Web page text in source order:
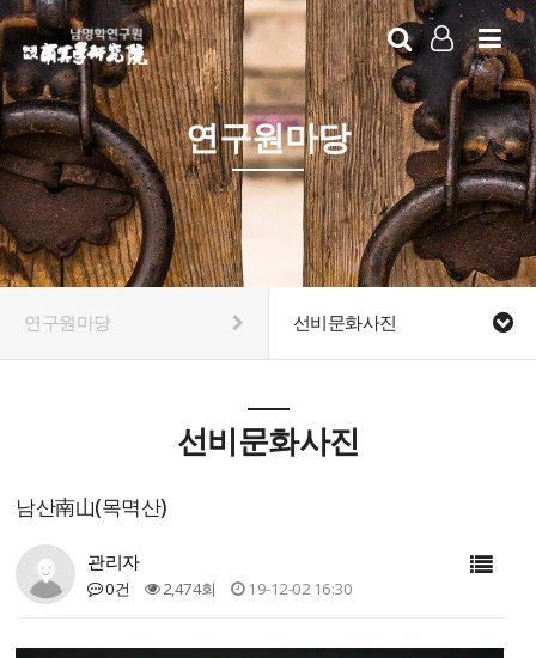
LOG IN
SIGN UP
연구원마당
연구원마당 선비문화사진
선비문화사진
남산南山(목멱산)
관리자
0건 2,474회 19-12-02 16:30